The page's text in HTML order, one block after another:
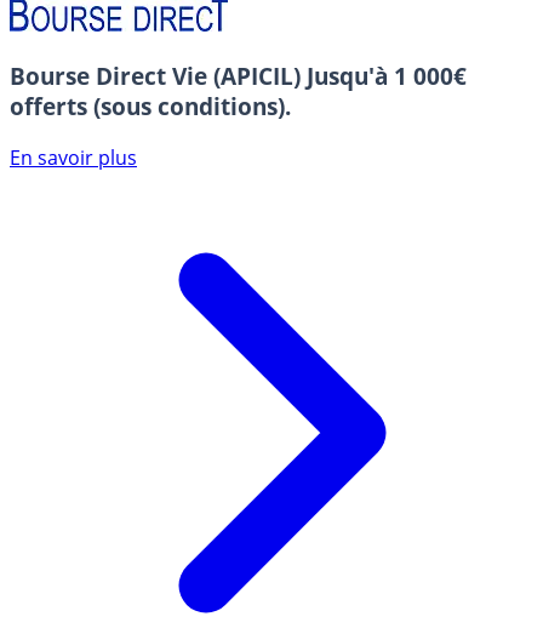
Bourse Direct Vie (APICIL) Jusqu'à 1 000€
offerts (sous conditions).
En savoir plus